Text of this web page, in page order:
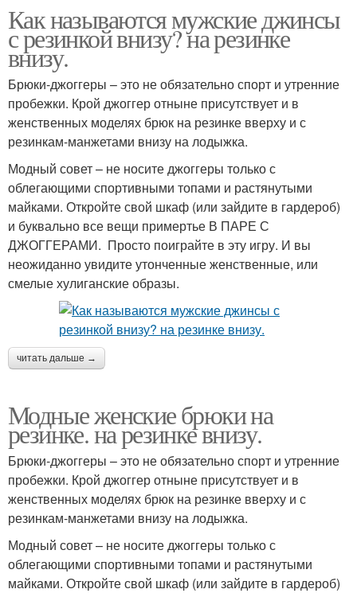
Как называются мужские джинсы
с резинкой внизу? на резинке
внизу.
Брюки-джоггеры – это не обязательно спорт и утренние
пробежки. Крой джоггер отныне присутствует и в
женственных моделях брюк на резинке вверху и с
резинкам-манжетами внизу на лодыжка.
Модный совет – не носите джоггеры только с
облегающими спортивными топами и растянутыми
майками. Откройте свой шкаф (или зайдите в гардероб)
и буквально все вещи примертье В ПАРЕ С
ДЖОГГЕРАМИ. Просто поиграйте в эту игру. И вы
неожиданно увидите утонченные женственные, или
смелые хулиганские образы.
читать дальше →
Модные женские брюки на
резинке. на резинке внизу.
Брюки-джоггеры – это не обязательно спорт и утренние
пробежки. Крой джоггер отныне присутствует и в
женственных моделях брюк на резинке вверху и с
резинкам-манжетами внизу на лодыжка.
Модный совет – не носите джоггеры только с
облегающими спортивными топами и растянутыми
майками. Откройте свой шкаф (или зайдите в гардероб)